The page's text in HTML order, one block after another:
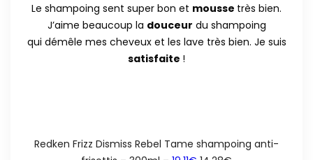
Le shampoing sent super bon et mousse très bien.
J’aime beaucoup la douceur du shampoing
qui démêle mes cheveux et les lave très bien. Je suis
satisfaite !
Redken Frizz Dismiss Rebel Tame shampoing anti-